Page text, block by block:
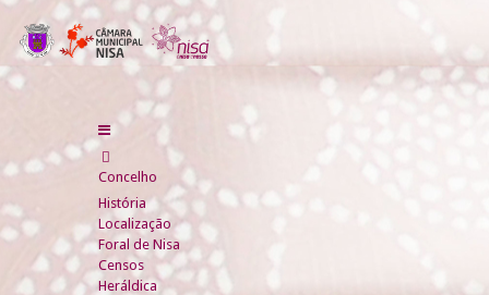
Concelho
História
Localização
Foral de Nisa
Censos
Heráldica